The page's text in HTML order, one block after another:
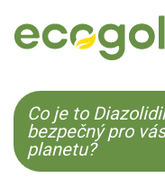
Co je to
bezpečný pro
planetu?